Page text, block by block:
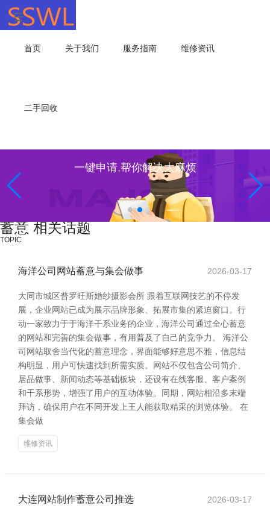
首页 关于我们 服务指南 维修资讯
二手回收
一键申请,帮你解决大麻烦
蓄意 相关话题
TOPIC
海洋公司网站蓄意与集会做事 2026-03-17
大同市城区普罗旺斯婚纱摄影会所 跟着互联网技艺的不停发
展，企业网站已成为展示品牌形象、拓展市集的紧迫窗口。行
动一家致力于于海洋干系业务的企业，海洋公司通过全心蓄意
的网站和完善的集会做事，有用普及了自己的竞争力。 海洋公
司网站取舍当代化的蓄意理念，界面能够好意思不雅，信息结
构明显，用户可快速找到所需实质。网站不仅包含公司简介、
居品做事、新闻动态等基础板块，还设有在线客服、客户案例
和干系形势，增强了用户的互动体验。同期，网站相沿多末端
拜访，确保用户在不同开发上王人能获取精采的浏览体验。 在
集会做
维修资讯
大连网站制作蓄意公司推选 2026-03-17